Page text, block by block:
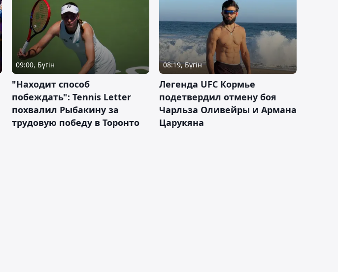
09:00, Бүгін
"Находит способ
побеждать": Tennis Letter
похвалил Рыбакину за
трудовую победу в Торонто
08:19, Бүгін
Легенда UFC Кормье
подетвердил отмену боя
Чарльза Оливейры и Армана
Царукяна